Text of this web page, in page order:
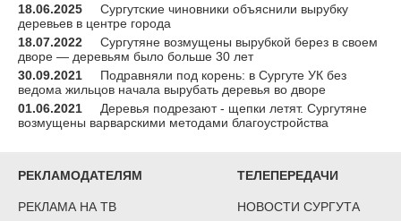
18.06.2025
Сургутские чиновники объяснили вырубку
деревьев в центре города
18.07.2022
Сургутяне возмущены вырубкой берез в своем
дворе — деревьям было больше 30 лет
30.09.2021
Подравняли под корень: в Сургуте УК без
ведома жильцов начала вырубать деревья во дворе
01.06.2021
Деревья подрезают - щепки летят. Сургутяне
возмущены варварскими методами благоустройства
РЕКЛАМОДАТЕЛЯМ
РЕКЛАМА НА ТВ
ТЕЛЕПЕРЕДАЧИ
НОВОСТИ СУРГУТА